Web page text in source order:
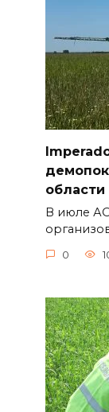
области
В июле
0